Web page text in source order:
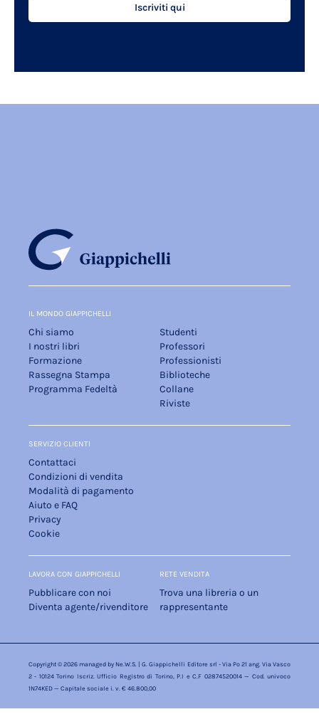
Iscriviti qui
IL MONDO GIAPPICHELLI
Chi siamo
I nostri libri
Formazione
Rassegna Stampa
Programma Fedeltà
Studenti
Professori
Professionisti
Biblioteche
Collane
Riviste
SERVIZIO CLIENTI
Contattaci
Condizioni di vendita
Modalità di pagamento
Aiuto e FAQ
Privacy
Cookie
LAVORA CON GIAPPICHELLI
Pubblicare con noi
Diventa agente/rivenditore
RETE VENDITA
Trova una libreria o un
rappresentante
Copyright © 2026 managed by Ne.W.S. | G. Giappichelli Editore srl - Via Po 21 ang. Via Vasco
2 - 10124 Torino Iscriz. Ufficio Registro di Torino, P.I e C.F 02874520014 — Cod. univoco
1N74KED — Capitale sociale i. v. € 46.800,00